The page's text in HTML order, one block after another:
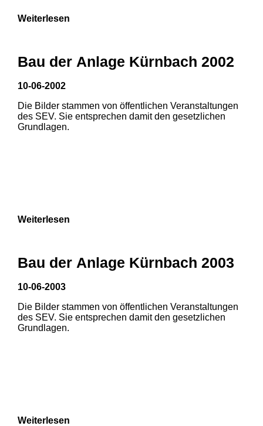
3
Weiterlesen
Bau der Anlage Kürnbach 2002
10-06-2002
Die Bilder stammen von öffentlichen Veranstaltungen
des SEV. Sie entsprechen damit den gesetzlichen
Grundlagen.
3
Weiterlesen
Bau der Anlage Kürnbach 2003
10-06-2003
Die Bilder stammen von öffentlichen Veranstaltungen
des SEV. Sie entsprechen damit den gesetzlichen
Grundlagen.
Weiterlesen